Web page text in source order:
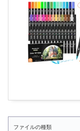
ファイルの種類